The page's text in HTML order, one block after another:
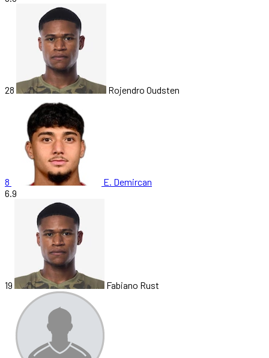
28 Rojendro Oudsten
8
E. Demircan
6.9
19 Fabiano Rust